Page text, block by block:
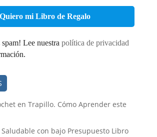
Lee nuestra política de privacidad
en Trapillo. Cómo Aprender este
con bajo Presupuesto Libro